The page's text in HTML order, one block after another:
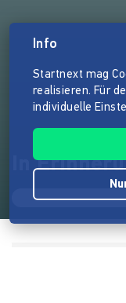
In
Info
Startnext mag
realisieren. Für
individuelle